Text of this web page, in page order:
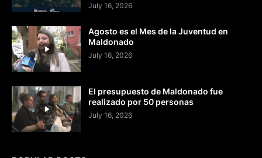
July 16, 2026
Agosto es el Mes de la Juventud en
Maldonado
July 16, 2026
El presupuesto de Maldonado fue
realizado por 50 personas
July 16, 2026